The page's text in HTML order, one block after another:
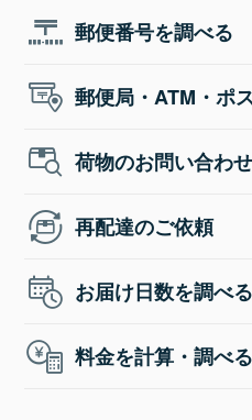
郵便番号を調べる
郵便局・ATM・ポ
荷物のお問い合わせ
再配達のご依頼
お届け日数を調べる
料金を計算・調べる